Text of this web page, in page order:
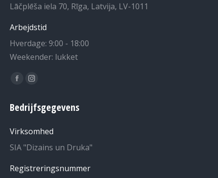
Lāčplēša iela 70, Rīga, Latvija, LV-1011
Arbejdstid
Hverdage: 9:00 - 18:00
Weekender: lukket
Du kan finde os på:
Facebook-
åbner
nyt
vindue
Instagram-
åbner
et
nyt
Bedrijfsgegevens
Virksomhed
SIA "Dizains un Druka"
Registreringsnummer